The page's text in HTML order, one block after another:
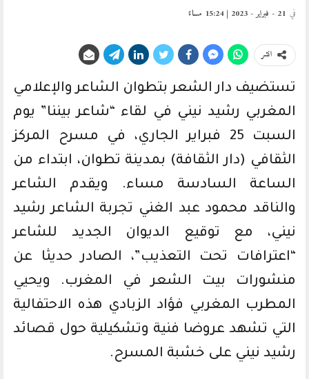
في 21 - فبراير - 2023 | 15:24 مساءً
انشر
تستضيف دار الشعر بتطوان الشاعر والإعلامي
المغربي رشيد نيني في لقاء “شاعر بيننا” يوم
السبت 25 فبراير الجاري، في مسرح المركز
الثقافي (دار الثقافة) بمدينة تطوان، ابتداء من
الساعة السادسة مساء. ويقدم الشاعر
والناقد محمود عبد الغني تجربة الشاعر رشيد
نيني، مع توقيع الديوان الجديد للشاعر
“اعترافات تحت التعذيب”، الصادر حديثا عن
منشورات بيت الشعر في المغرب. ويحيي
المطرب المغربي فؤاد الزبادي هذه الاحتفالية
التي تشهد عروضا فنية وتشكيلية حول قصائد
رشيد نيني على خشبة المسرح.